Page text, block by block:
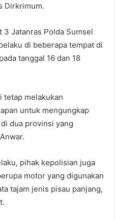
Dirkrimum.
3 Jatanras Polda Sumsel
di beberapa tempat di
tanggal 16 dan 18
tetap melakukan
untuk mengungkap
dua provinsi yang
pihak kepolisian juga
motor yang digunakan
tajam jenis pisau panjang,